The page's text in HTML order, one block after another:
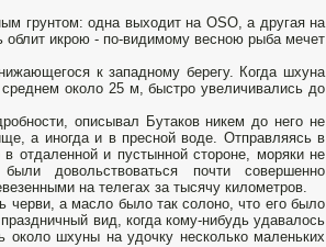
грунтом: одна выходит на OSO, а другая на
облит икрою - по-видимому весною рыба мечет
к западному берегу. Когда шхуна
около 25 м, быстро увеличивались до
описывал Бутаков никем до него не
а иногда и в пресной воде. Отправляясь в
отдаленной и пустынной стороне, моряки не
довольствоваться почти совершенно
на телегах за тысячу километров.
черви, а масло было так солоно, что его было
вид, когда кому-нибудь удавалось
около шхуны на удочку несколько маленьких